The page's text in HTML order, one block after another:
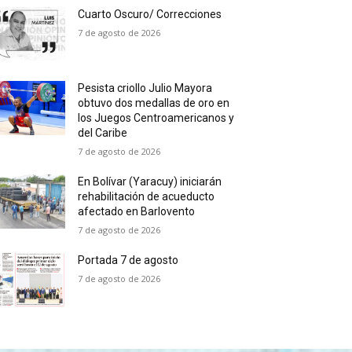
Cuarto Oscuro/ Correcciones
7 de agosto de 2026
Pesista criollo Julio Mayora
obtuvo dos medallas de oro en
los Juegos Centroamericanos y
del Caribe
7 de agosto de 2026
En Bolívar (Yaracuy) iniciarán
rehabilitación de acueducto
afectado en Barlovento
7 de agosto de 2026
Portada 7 de agosto
7 de agosto de 2026